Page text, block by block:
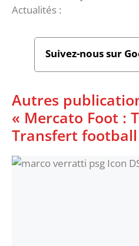
Actualités :
Suivez-nous sur
Autres
« Mercato Foot :
Transfert